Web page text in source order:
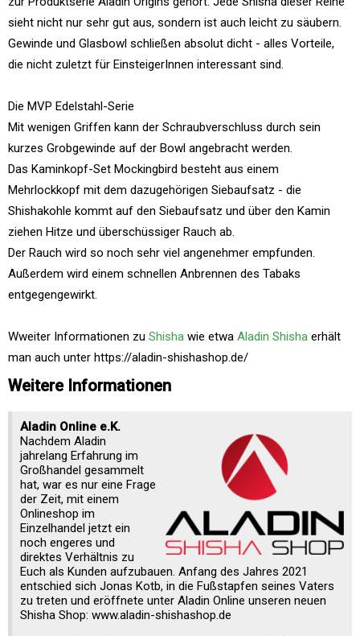
sieht nicht nur sehr gut aus, sondern ist auch leicht zu säubern.
Gewinde und Glasbowl schließen absolut dicht - alles Vorteile,
die nicht zuletzt für EinsteigerInnen interessant sind.
Die MVP Edelstahl-Serie
Mit wenigen Griffen kann der Schraubverschluss durch sein
kurzes Grobgewinde auf der Bowl angebracht werden.
Das Kaminkopf-Set Mockingbird besteht aus einem
Mehrlockkopf mit dem dazugehörigen Siebaufsatz - die
Shishakohle kommt auf den Siebaufsatz und über den Kamin
ziehen Hitze und überschüssiger Rauch ab.
Der Rauch wird so noch sehr viel angenehmer empfunden.
Außerdem wird einem schnellen Anbrennen des Tabaks
entgegengewirkt.
Wweiter Informationen zu Shisha wie etwa Aladin Shisha erhält
man auch unter https://aladin-shishashop.de/
Weitere Informationen
Aladin Online e.K.
Nachdem Aladin
jahrelang Erfahrung im
Großhandel gesammelt
hat, war es nur eine Frage
der Zeit, mit einem
Onlineshop im
Einzelhandel jetzt ein
noch engeres und
direktes Verhältnis zu
Euch als Kunden aufzubauen. Anfang des Jahres 2021
entschied sich Jonas Kotb, in die Fußstapfen seines Vaters
zu treten und eröffnete unter Aladin Online unseren neuen
Shisha Shop: www.aladin-shishashop.de